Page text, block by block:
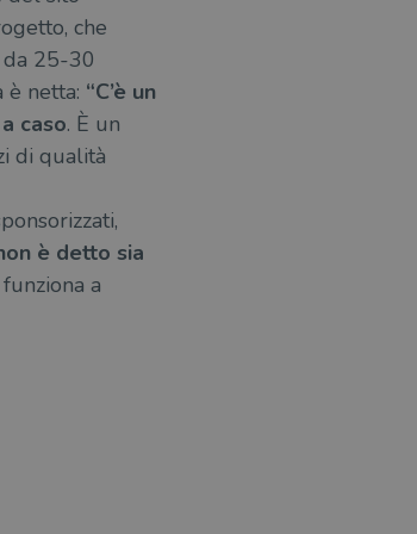
che
da 25-30
è netta: “C’è un
caso. È un
di qualità
è detto sia
a